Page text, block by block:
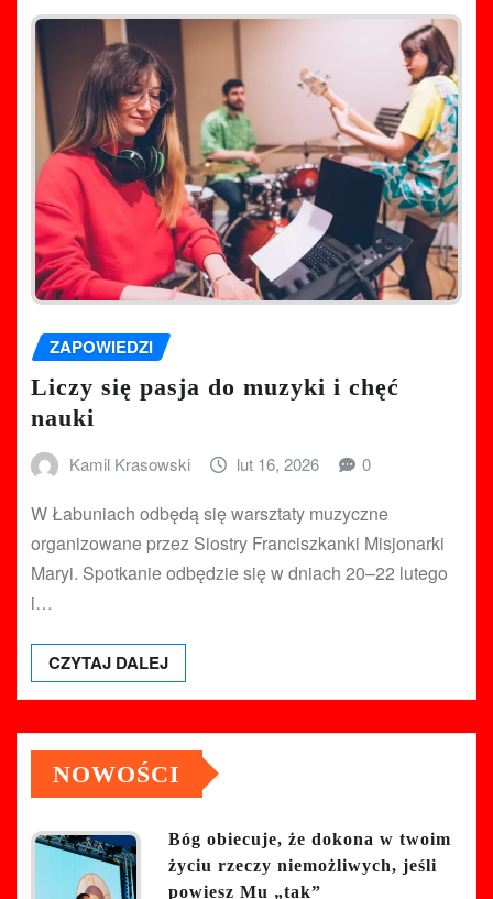
ZAPOWIEDZI
Liczy się pasja do muzyki i chęć
nauki
Kamil Krasowski lut 16, 2026 0
W Łabuniach odbędą się warsztaty muzyczne
organizowane przez Siostry Franciszkanki Misjonarki
Maryi. Spotkanie odbędzie się w dniach 20–22 lutego
i…
CZYTAJ DALEJ
NOWOŚCI
Bóg obiecuje, że dokona w twoim
życiu rzeczy niemożliwych, jeśli
powiesz Mu „tak”